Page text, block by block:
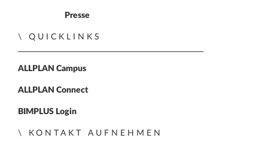
Presse
QUICKLINKS
ALLPLAN Campus
ALLPLAN Connect
BIMPLUS Login
KONTAKT AUFNEHMEN